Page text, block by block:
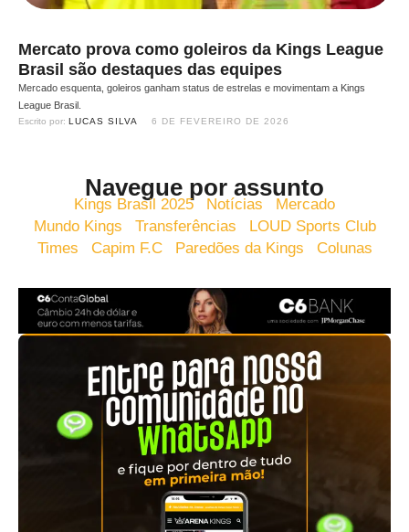
Mercato prova como goleiros da Kings League
Brasil são destaques das equipes
Mercado esquenta, goleiros ganham status de estrelas e movimentam a Kings
League Brasil.
Escrito por: LUCAS SILVA 6 DE FEVEREIRO DE 2026
Navegue por assunto
Kings Brasil 2025 Notícias
Mercado
Mundo Kings
Transferências
LOUD Sports Club
Times
Capim F.C Paredões da Kings Colunas